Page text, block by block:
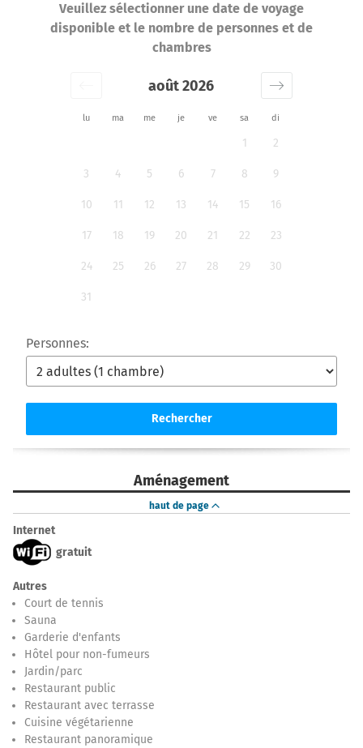
Veuillez sélectionner une date de voyage
disponible et le nombre de personnes et de
chambres
lu ma me je ve sa di
août 2026
1 2
3 4 5 6 7 8 9
10 11 12 13 14 15 16
17 18 19 20 21 22 23
24 25 26 27 28 29 30
31
Personnes:
Rechercher
Aménagement
haut de page
Internet
gratuit
Autres
Court de tennis
Sauna
Garderie d'enfants
Hôtel pour non-fumeurs
Jardin/parc
Restaurant public
Restaurant avec terrasse
Cuisine végétarienne
Restaurant panoramique